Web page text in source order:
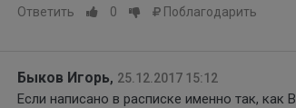
Ответить 0 Поблагодарить
Быков Игорь, 25.12.2017 15:12
Если написано в расписке именно так,